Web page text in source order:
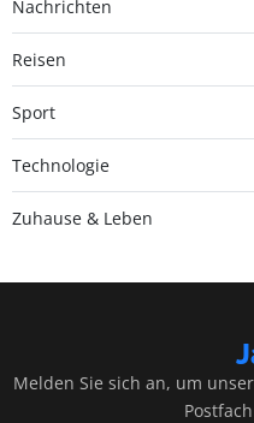
Nachrichten
Reisen
Sport
Technologie
Zuhause & Leben
Melden Sie sich an, um